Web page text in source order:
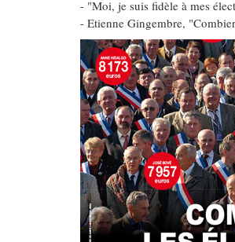
- "Moi, je suis fidèle à mes
- Etienne Gingembre,